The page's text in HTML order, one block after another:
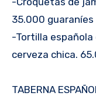
35.000 guaraníes
-Tortilla
cerveza chica.
TABERNA